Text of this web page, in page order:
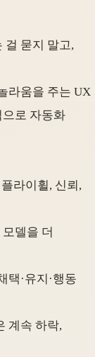
걸 묻지 말고,
라움을 주는 UX
으로 자동화
라이휠, 신뢰,
델을 더
택·유지·행동
계속 하락,